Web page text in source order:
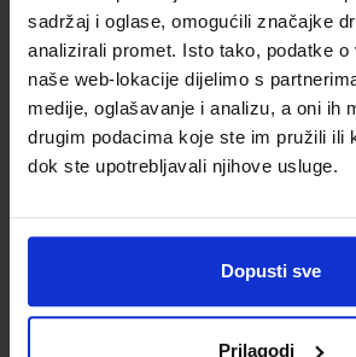
sadržaj i oglase, omogućili značajke
analizirali promet. Isto tako, podatke o
naše web-lokacije dijelimo s
medije, oglašavanje i analizu, a oni ih
drugim podacima koje ste im pružili ili
dok ste upotrebljavali njihove usluge.
Dopusti sve
Prilagodi
452x282; tip 285
0,85 €